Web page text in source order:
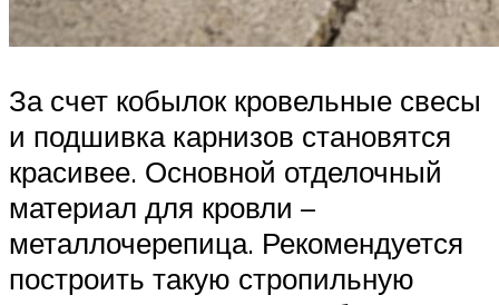
За счет кобылок кровельные свесы
и подшивка карнизов становятся
красивее. Основной отделочный
материал для кровли –
металлочерепица. Рекомендуется
построить такую стропильную